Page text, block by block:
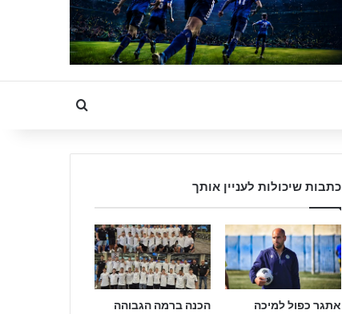
Search for
כתבות שיכולות לעניין אותך
אתגר כפול למיכה
הכנה ברמה הגבוהה